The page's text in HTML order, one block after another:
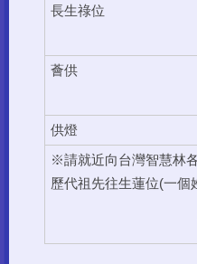
長生祿位
薈供
供燈
※請就近向台灣智慧林
歷代祖先往生蓮位(一個